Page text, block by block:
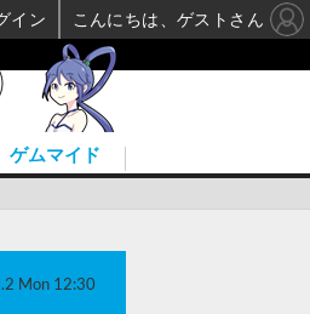
ゲムマイド
Mon 12:30
イン こんにちは、ゲストさん